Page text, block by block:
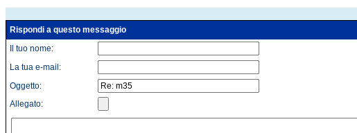
Rispondi a questo messaggio
Il tuo nome:
La tua e-mail:
Oggetto:
Allegato: